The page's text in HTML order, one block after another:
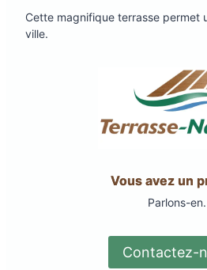
Cette magnifique terrasse permet
ville.
Vous avez un
Parlons-en.
Contactez-